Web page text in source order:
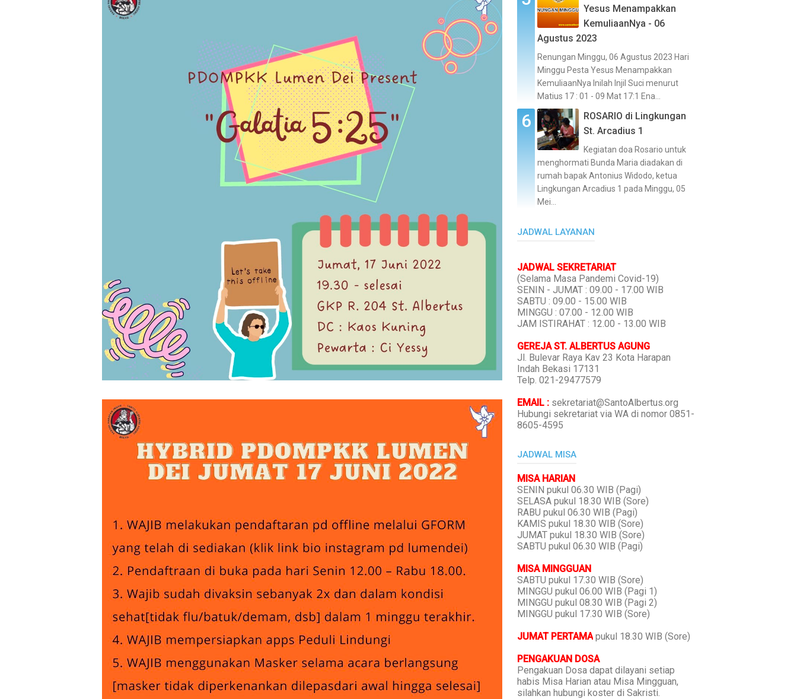
Yesus Menampakkan
KemuliaanNya - 06
Agustus 2023
Renungan Minggu, 06 Agustus 2023 Hari
Minggu Pesta Yesus Menampakkan
KemuliaanNya Inilah Injil Suci menurut
Matius 17 : 01 - 09 Mat 17:1 Ena...
ROSARIO di Lingkungan
St. Arcadius 1
Kegiatan doa Rosario untuk
menghormati Bunda Maria diadakan di
rumah bapak Antonius Widodo, ketua
Lingkungan Arcadius 1 pada Minggu, 05
Mei...
JADWAL LAYANAN
JADWAL SEKRETARIAT
(Selama Masa Pandemi Covid-19)
SENIN - JUMAT : 09.00 - 17.00 WIB
SABTU : 09.00 - 15.00 WIB
MINGGU : 07.00 - 12.00 WIB
JAM ISTIRAHAT : 12.00 - 13.00 WIB
GEREJA ST. ALBERTUS AGUNG
Jl. Bulevar Raya Kav 23 Kota Harapan
Indah Bekasi 17131
Telp. 021-29477579
EMAIL : sekretariat@SantoAlbertus.org
Hubungi sekretariat via WA di nomor 0851-
8605-4595
JADWAL MISA
MISA HARIAN
SENIN pukul 06.30 WIB (Pagi)
SELASA pukul 18.30 WIB (Sore)
RABU pukul 06.30 WIB (Pagi)
KAMIS pukul 18.30 WIB (Sore)
JUMAT pukul 18.30 WIB (Sore)
SABTU pukul 06.30 WIB (Pagi)
MISA MINGGUAN
SABTU pukul 17.30 WIB (Sore)
MINGGU pukul 06.00 WIB (Pagi 1)
MINGGU pukul 08.30 WIB (Pagi 2)
MINGGU pukul 17.30 WIB (Sore)
JUMAT PERTAMA pukul 18.30 WIB (Sore)
PENGAKUAN DOSA
Pengakuan Dosa dapat dilayani setiap
habis Misa Harian atau Misa Mingguan,
silahkan hubungi koster di Sakristi.